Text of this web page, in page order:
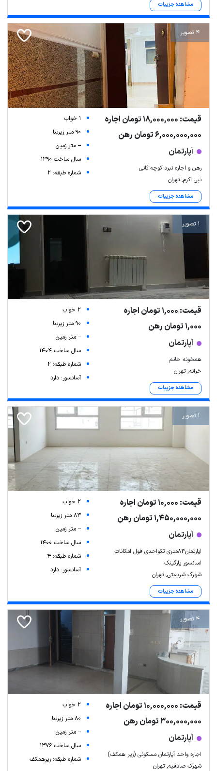
مشاهده جزییات
4 تصویر
قیمت: 18,000,000 تومان اجاره
6,000,000,000 تومان رهن
آپارتمان
رهن و اجاره نبرد کوچه ثانی
نبی اکرم, تهران
مشاهده جزییات
1 خواب
90 متر زیربنا
-- متر زمین
سال ساخت 1390
شماره طبقه: 2
1 تصویر
قیمت: 1,000 تومان اجاره
1,000 تومان رهن
آپارتمان
همخونه خانم
خزانه, تهران
مشاهده جزییات
2 خواب
90 متر زیربنا
-- متر زمین
سال ساخت 1404
شماره طبقه: 2
آسانسور: دارد
1 تصویر
قیمت: 10,000 تومان اجاره
1,450,000,000 تومان رهن
آپارتمان
اپارتمان۸۳متری تکواحدی فول امکانات
اسانسور پارگینک
شهرک شریعتی, تهران
مشاهده جزییات
2 خواب
83 متر زیربنا
-- متر زمین
سال ساخت 1400
شماره طبقه: 4
آسانسور: دارد
4 تصویر
قیمت: 10,000,000 تومان اجاره
300,000,000 تومان رهن
آپارتمان
اجاره واحد آپارتمان مسکونی (زیر همکف)
شهرک صادقیه, تهران
2 خواب
80 متر زیربنا
-- متر زمین
سال ساخت 1376
شماره طبقه: زیرهمکف